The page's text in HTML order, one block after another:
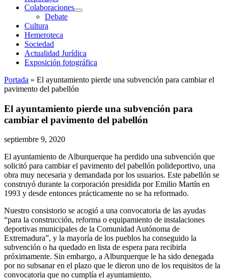
Colaboraciones
abrir
Debate
Cultura
Hemeroteca
Sociedad
Actualidad Jurídica
Exposición fotográfica
Portada » El ayuntamiento pierde una subvención para cambiar el
pavimento del pabellón
El ayuntamiento pierde una subvención para
cambiar el pavimento del pabellón
septiembre 9, 2020
El ayuntamiento de Alburquerque ha perdido una subvención que
solicitó para cambiar el pavimento del pabellón polideportivo, una
obra muy necesaria y demandada por los usuarios. Este pabellón se
construyó durante la corporación presidida por Emilio Martín en
1993 y desde entonces prácticamente no se ha reformado.
Nuestro consistorio se acogió a una convocatoria de las ayudas
“para la construcción, reforma o equipamiento de instalaciones
deportivas municipales de la Comunidad Autónoma de
Extremadura”, y la mayoría de los pueblos ha conseguido la
subvención o ha quedado en lista de espera para recibirla
próximamente. Sin embargo, a Alburquerque le ha sido denegada
por no subsanar en el plazo que le dieron uno de los requisitos de la
convocatoria que no cumplía el ayuntamiento.